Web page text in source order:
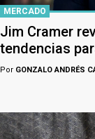
MERCADO
Jim Cramer
tendencias
Por GONZALO ANDRÉS